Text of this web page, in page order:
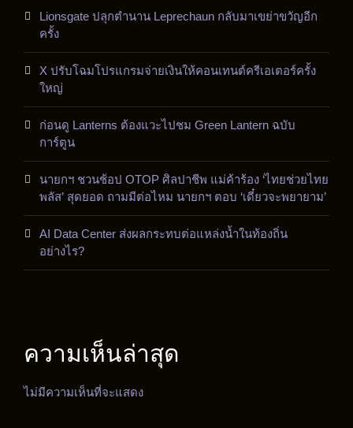
Lionsgate ปลุกตำนาน Leprechaun กลับมาเขย่าขวัญอีก
ครั้ง
X ปรับโฉมโปรแกรมจ่ายเงินให้คอนเทนต์ครีเอเตอร์ครั้ง
ใหญ่
ก่อนดู Lanterns ต้องแวะไปชม Green Lantern ฉบับ
การ์ตูน
นายกฯ ชวนช้อป OTOP ศิลปาชีพ แม่ค้าร้อง ‘ไทยช่วยไทย
พลัส’ สุดยอด ถามมีต่อไหม นายกฯ ตอบ ‘เดี๋ยวจะพยายาม’
AI Data Center ส่งผลกระทบต่อแหล่งน้ำในท้องถิ่น
อย่างไร?
ความเห็นล่าสุด
ไม่มีความเห็นที่จะแสดง